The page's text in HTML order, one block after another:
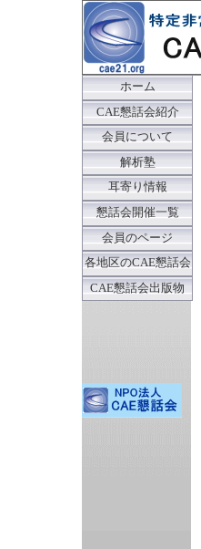
ホーム
CAE懇話会紹介
会員について
解析塾
耳寄り情報
懇話会開催一覧
会員のページ
各地区のCAE懇話会
CAE懇話会出版物